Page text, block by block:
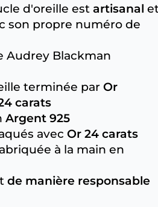
d'oreille est artisanal et
son propre numéro de
Audrey Blackman
terminée par Or
carats
Argent 925
avec Or 24 carats
à la main en
de manière responsable